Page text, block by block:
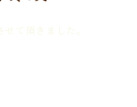
て頂きました。